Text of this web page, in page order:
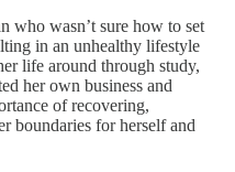
who wasn’t sure how to set
in an unhealthy lifestyle
life around through study,
her own business and
of recovering,
boundaries for herself and